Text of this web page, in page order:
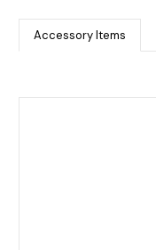
Accessory Items